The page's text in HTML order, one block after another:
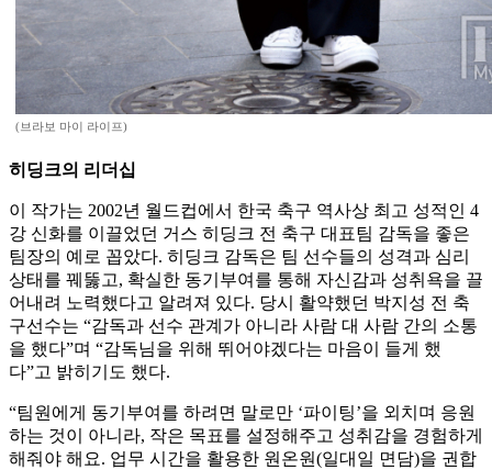
(브라보 마이 라이프)
히딩크의 리더십
이 작가는 2002년 월드컵에서 한국 축구 역사상 최고 성적인 4
강 신화를 이끌었던 거스 히딩크 전 축구 대표팀 감독을 좋은
팀장의 예로 꼽았다. 히딩크 감독은 팀 선수들의 성격과 심리
상태를 꿰뚫고, 확실한 동기부여를 통해 자신감과 성취욕을 끌
어내려 노력했다고 알려져 있다. 당시 활약했던 박지성 전 축
구선수는 “감독과 선수 관계가 아니라 사람 대 사람 간의 소통
을 했다”며 “감독님을 위해 뛰어야겠다는 마음이 들게 했
다”고 밝히기도 했다.
“팀원에게 동기부여를 하려면 말로만 ‘파이팅’을 외치며 응원
하는 것이 아니라, 작은 목표를 설정해주고 성취감을 경험하게
해줘야 해요. 업무 시간을 활용한 원온원(일대일 면담)을 권합